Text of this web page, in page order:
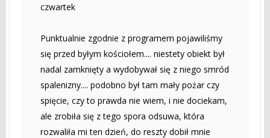
czwartek
Punktualnie zgodnie z programem pojawiliśmy
się przed byłym kościołem.... niestety obiekt był
nadal zamknięty a wydobywał się z niego smród
spalenizny.... podobno był tam mały pożar czy
spięcie, czy to prawda nie wiem, i nie dociekam,
ale zrobiła się z tego spora odsuwa, która
rozwaliła mi ten dzień, do reszty dobił mnie